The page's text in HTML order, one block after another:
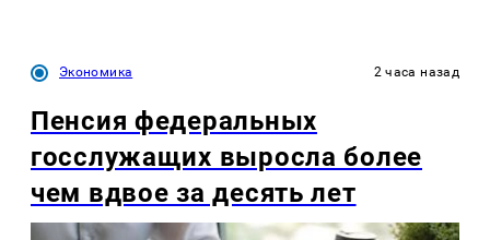
Экономика 2 часа назад
Пенсия федеральных
госслужащих выросла более
чем вдвое за десять лет